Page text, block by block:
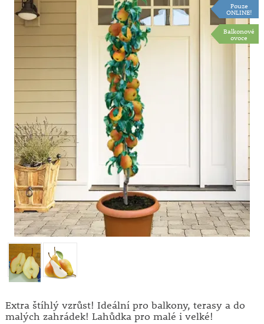
Pouze
ONLINE!
Balkonové
ovoce
Extra štíhlý vzrůst! Ideální pro balkony, terasy a do
malých zahrádek! Lahůdka pro malé i velké!